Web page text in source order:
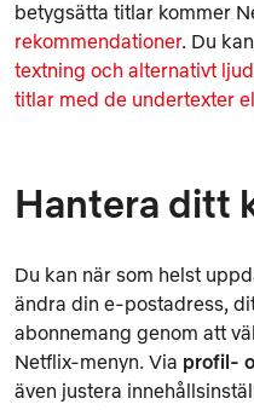
betygsätta titlar kommer
rekommendationer. Du
textning och alternativt ljud
titlar med de undertexter
Hantera ditt
Du kan när som helst
ändra din e-postadress,
abonnemang genom att
Netflix-menyn. Via profil-
även justera